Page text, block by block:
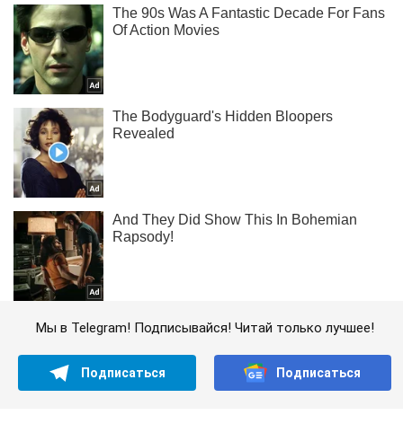
Мы в Telegram! Подписывайся! Читай только лучшее!
Подписаться Подписаться